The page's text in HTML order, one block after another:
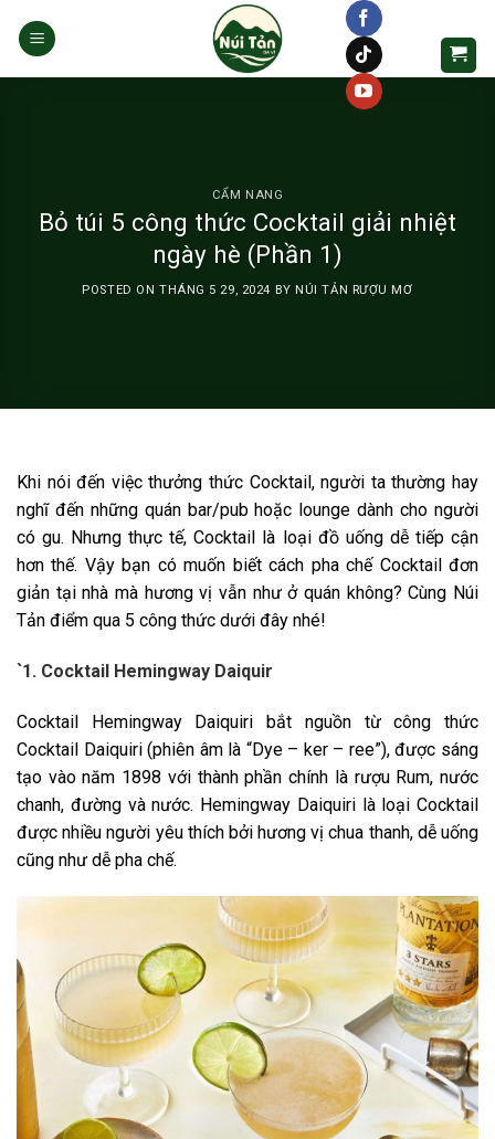
CẨM NANG
Bỏ túi 5 công thức Cocktail giải nhiệt
ngày hè (Phần 1)
POSTED ON THÁNG 5 29, 2024 BY NÚI TẢN RƯỢU MƠ
Khi nói đến việc thưởng thức Cocktail, người ta thường hay
nghĩ đến những quán bar/pub hoặc lounge dành cho người
có gu. Nhưng thực tế, Cocktail là loại đồ uống dễ tiếp cận
hơn thế. Vậy bạn có muốn biết cách pha chế Cocktail đơn
giản tại nhà mà hương vị vẫn như ở quán không? Cùng Núi
Tản điểm qua 5 công thức dưới đây nhé!
`1. Cocktail Hemingway Daiquir
Cocktail Hemingway Daiquiri bắt nguồn từ công thức
Cocktail Daiquiri (phiên âm là “Dye – ker – ree”), được sáng
tạo vào năm 1898 với thành phần chính là rượu Rum, nước
chanh, đường và nước. Hemingway Daiquiri là loại Cocktail
được nhiều người yêu thích bởi hương vị chua thanh, dễ uống
cũng như dễ pha chế.